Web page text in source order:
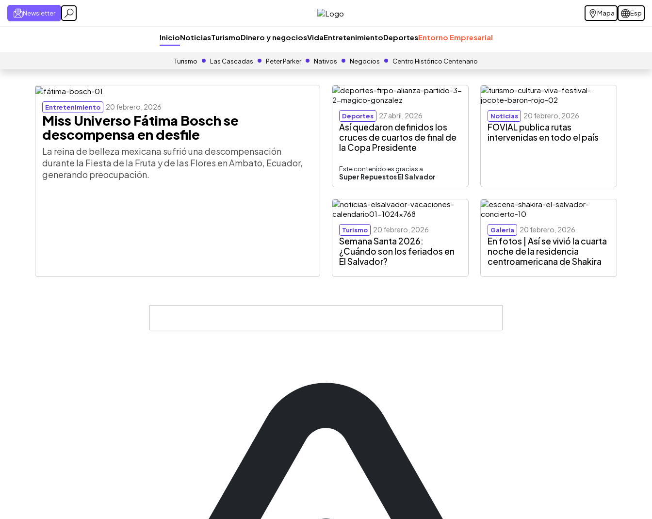
Newsletter Mapa Esp
InicioNoticiasTurismoDinero y negociosVidaEntretenimientoDeportesEntorno Empresarial
Turismo Las Cascadas Peter Parker Nativos Negocios Centro Histórico Centenario
Entretenimiento 20 febrero, 2026
Miss Universo Fátima Bosch se
descompensa en desfile
La reina de belleza mexicana sufrió una descompensación
durante la Fiesta de la Fruta y de las Flores en Ambato, Ecuador,
generando preocupación.
Deportes 27 abril, 2026
Así quedaron definidos los
cruces de cuartos de final de
la Copa Presidente
Este contenido es gracias a
Super Repuestos El Salvador
Noticias 20 febrero, 2026
FOVIAL publica rutas
intervenidas en todo el país
Turismo 20 febrero, 2026
Semana Santa 2026:
¿Cuándo son los feriados en
El Salvador?
Galeria 20 febrero, 2026
En fotos | Así se vivió la cuarta
noche de la residencia
centroamericana de Shakira